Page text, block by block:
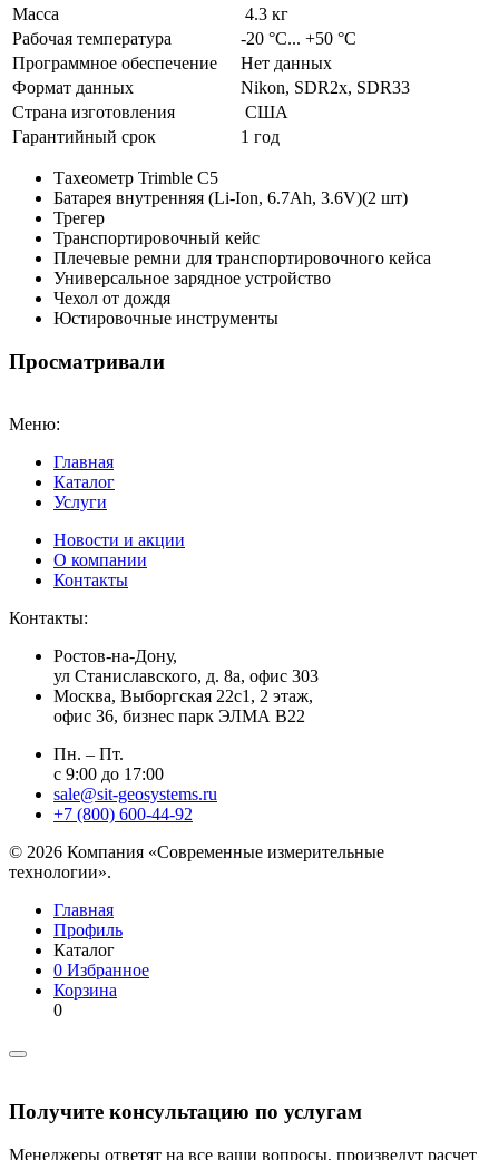
Масса
4.3 кг
Рабочая температура
-20 °С... +50 °С
Программное обеспечение
Нет данных
Формат данных
Nikon, SDR2x, SDR33
Страна изготовления
США
Гарантийный срок
1 год
Тахеометр Trimble C5
Батарея внутренняя (Li-Ion, 6.7Ah, 3.6V)(2 шт)
Трегер
Транспортировочный кейс
Плечевые ремни для транспортировочного кейса
Универсальное зарядное устройство
Чехол от дождя
Юстировочные инструменты
Просматривали
Меню:
Главная
Каталог
Услуги
Новости и акции
О компании
Контакты
Контакты:
Ростов-на-Дону,
ул Станиславского, д. 8а, офис 303
Москва, Выборгская 22с1, 2 этаж,
офис 36, бизнес парк ЭЛМА В22
Пн. – Пт.
с 9:00 до 17:00
sale@sit-geosystems.ru
+7 (800) 600-44-92
© 2026 Компания «Современные измерительные
технологии».
Главная
Профиль
Каталог
0 Избранное
Корзина
0
Получите консультацию по услугам
Менеджеры ответят на все ваши вопросы, произведут расчет